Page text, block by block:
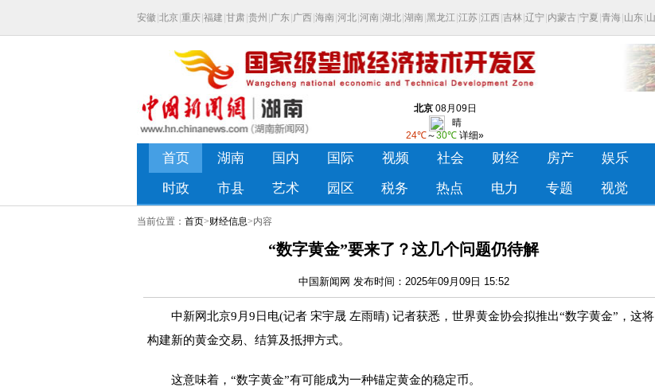
当前位置： 首页>财经信息>内容
“数字黄金”要来了？这几个问题仍待解
中国新闻网 发布时间：2025年09月09日 15:52
中新网北京9月9日电(记者 宋宇晟 左雨晴) 记者获悉，世界黄金协会拟推出“数字黄金”，这将
构建新的黄金交易、结算及抵押方式。
这意味着，“数字黄金”有可能成为一种锚定黄金的稳定币。